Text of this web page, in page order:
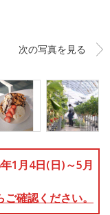
次の写真を見る
1月4日(日)～5月
確認ください。